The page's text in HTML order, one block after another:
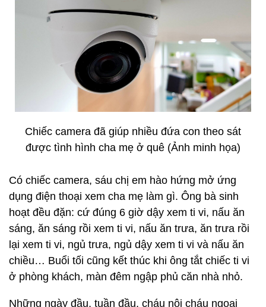
Chiếc camera đã giúp nhiều đứa con theo sát
được tình hình cha mẹ ở quê (Ảnh minh họa)
Có chiếc camera, sáu chị em hào hứng mở ứng
dụng điện thoại xem cha mẹ làm gì. Ông bà sinh
hoạt đều đặn: cứ đúng 6 giờ dậy xem ti vi, nấu ăn
sáng, ăn sáng rồi xem ti vi, nấu ăn trưa, ăn trưa rồi
lại xem ti vi, ngủ trưa, ngủ dậy xem ti vi và nấu ăn
chiều… Buổi tối cũng kết thúc khi ông tắt chiếc ti vi
ở phòng khách, màn đêm ngập phủ căn nhà nhỏ.
Những ngày đầu, tuần đầu, cháu nội cháu ngoại